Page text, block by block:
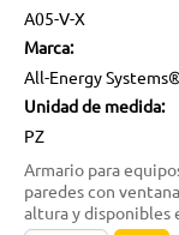
A05-V-X
Marca:
All-Energy
Unidad de medida:
PZ
Armario para
paredes con
altura y disponibles